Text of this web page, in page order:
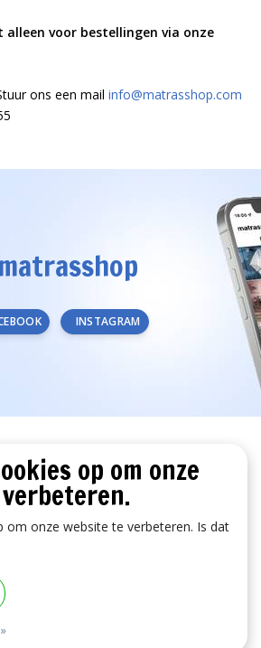
voor bestellingen via onze
ons een mail info@matrasshop.com
INSTAGRAM
op om onze
om onze website te verbeteren. Is dat